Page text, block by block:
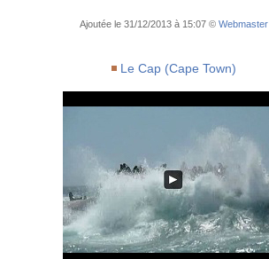
Ajoutée le 31/12/2013 à 15:07 © Webmaster
Le Cap (Cape Town)